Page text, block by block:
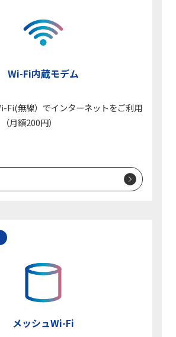
Wi-Fi内蔵モデム
Fi(無線）でインターネットをご利用
月額200円）
メッシュWi-Fi